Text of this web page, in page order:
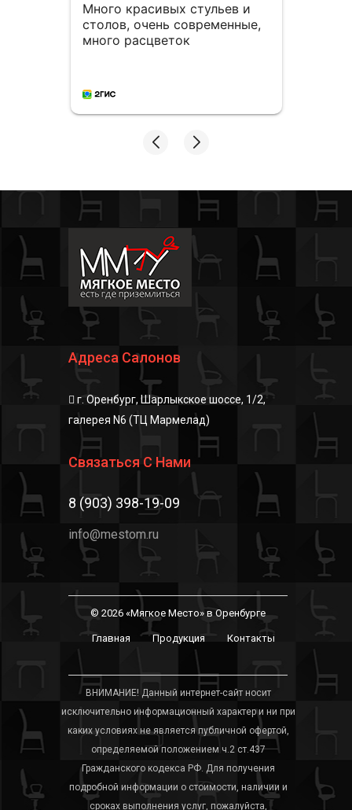
Много красивых стульев и
столов, очень современные,
много расцветок
Адреса Салонов
г. Оренбург, Шарлыкское шоссе, 1/2,
галерея N6 (ТЦ Мармелад)
Связаться С Нами
8 (903) 398-19-09
info@mestom.ru
© 2026 «Мягкое Место» в Оренбурге
Главная Продукция Контакты
ВНИМАНИЕ! Данный интернет-сайт носит
исключительно информационный характер и ни при
каких условиях не является публичной офертой,
определяемой положением ч.2 ст.437
Гражданского кодекса РФ. Для получения
подробной информации о стоимости, наличии и
сроках выполнения услуг, пожалуйста,